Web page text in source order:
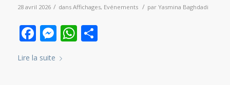
28 avril 2026 / dans Affichages, Evénements / par Yasmina Baghdadi
Facebook
Messenger
WhatsApp
Partager
Lire la suite